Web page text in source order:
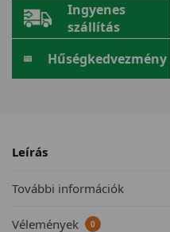
Ingyenes
szállítás
Hűségkedvezmény
Leírás
További információk
Vélemények 0